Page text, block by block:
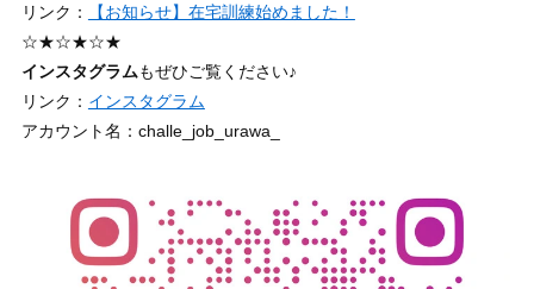
リンク：
【お知らせ】在宅訓練始めました！
☆★☆★☆★
インスタグラムもぜひご覧ください♪
リンク： インスタグラム
アカウント名：challe_job_urawa_